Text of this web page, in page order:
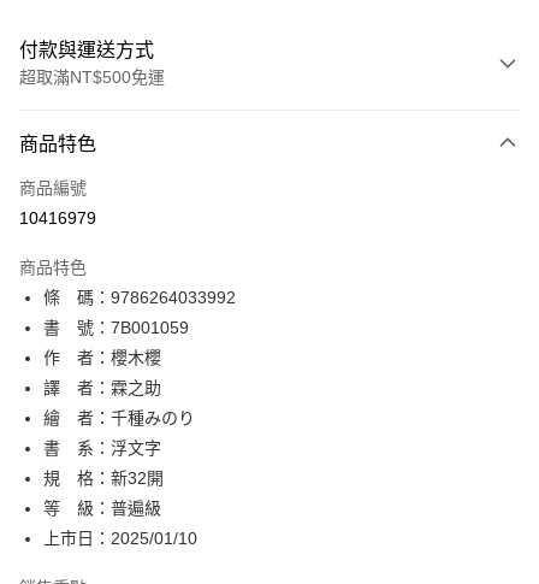
付款與運送方式
超取滿NT$500免運
信用卡一次付款
超商取貨付款
相關說明
【關於「AFTEE先享後付」】
AFTEE先享後付是「在收到商品之後才付款」的支付方式。 讓您購物簡單
便利好安心！
１．簡單：不需註冊會員、不需綁卡、不需儲值。
２．便利：只要手機號碼，簡訊認證，即可結帳。
３．安心：先確認商品／服務後，再付款。
【「AFTEE先享後付」結帳流程】
１．於結帳方式選擇「AFTEE先享後付」後，將跳轉至「AFTEE先享後付」
結帳頁面，進行簡訊認證並確認金額後，即可完成結帳。
２．訂單成立數日內，您將收到繳費通知簡訊。
３．收到繳費通知簡訊後14天內，點擊此簡訊中的連結，可透過四大超商／
ATM付款
運送方式
全家取貨付款
每筆NT$80，滿NT$500(含以上)免運費
付款後全家取貨
每筆NT$80，滿NT$500(含以上)免運費
商品特色
商品編號
10416979
商品特色
條 碼：9786264033992
書 號：7B001059
作 者：櫻木櫻
譯 者：霖之助
繪 者：千種みのり
書 系：浮文字
規 格：新32開
等 級：普遍級
上市日：2025/01/10